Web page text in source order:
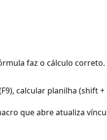
faz o cálculo correto.
calcular planilha (shift +
que abre atualiza